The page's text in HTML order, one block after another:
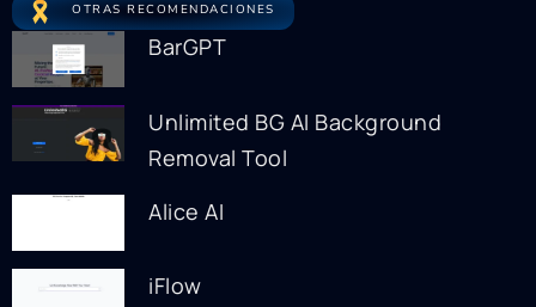
OTRAS RECOMENDACIONES
BarGPT
Unlimited BG AI Background
Removal Tool
Alice AI
iFlow